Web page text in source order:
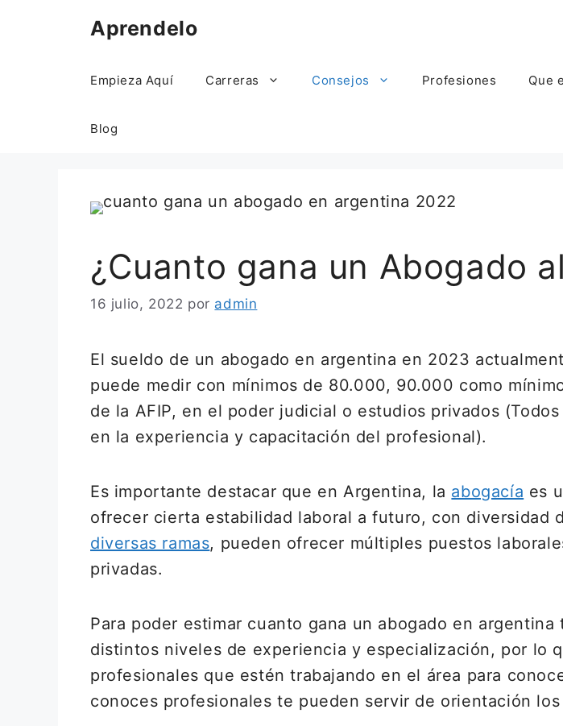
Aprendelo
Empieza Aquí Carreras Consejos Profesiones Que
Blog
¿Cuanto gana un Abogado
16 julio, 2022 por admin
El sueldo de un abogado en argentina en 2023
puede medir con mínimos de 80.000, 90.000 como
de la AFIP, en el poder judicial o estudios privados
en la experiencia y capacitación del profesional).
Es importante destacar que en Argentina, la abogacía es
ofrecer cierta estabilidad laboral a futuro, con diversidad
diversas ramas, pueden ofrecer múltiples puestos
privadas.
Para poder estimar cuanto gana un abogado en
distintos niveles de experiencia y especialización, por lo
profesionales que estén trabajando en el área para
conoces profesionales te pueden servir de orientación